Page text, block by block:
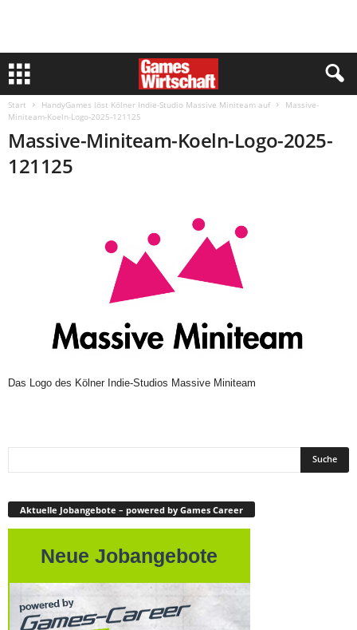
Start HandyGames löst Kölner Indie-Studio Massive Miniteam auf
Massive-
Miniteam-Koeln-Logo-2025-121125
Massive-Miniteam-Koeln-Logo-2025-
121125
Das Logo des Kölner Indie-Studios Massive Miniteam
Aktuelle Jobangebote – powered by Games Career